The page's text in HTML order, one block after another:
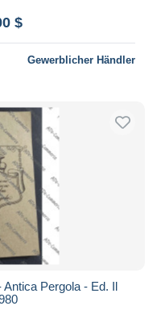
$
Gewerblicher Händler
Pergola - Ed. Il